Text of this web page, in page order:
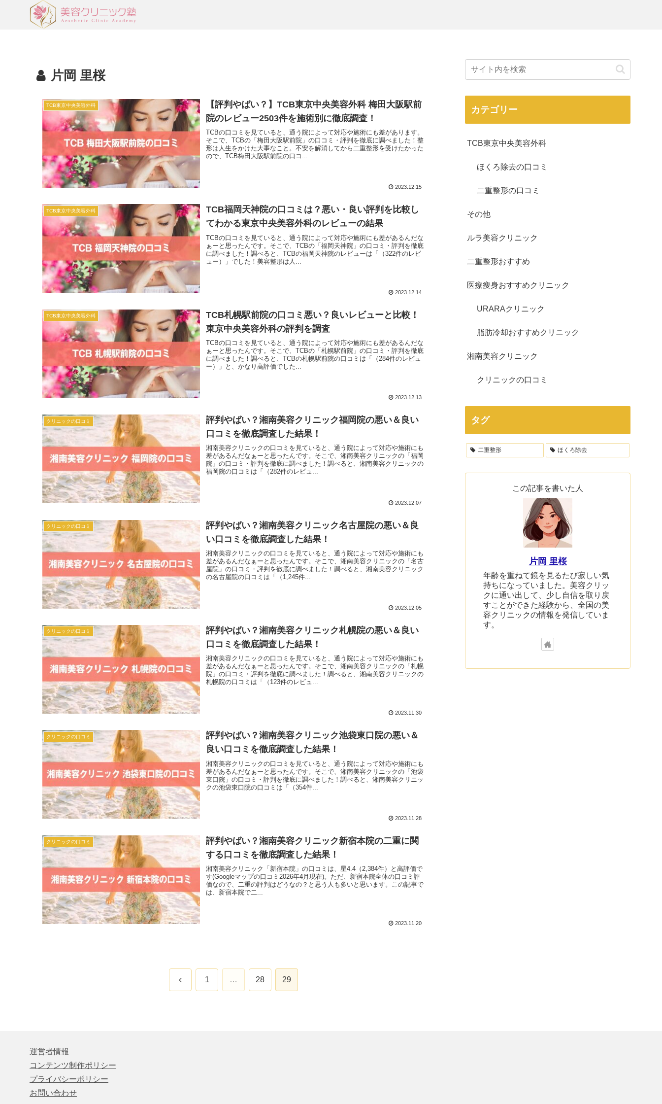
片岡 里桜
TCB東京中央美容外科
【評判やばい？】TCB東京中央美容外科 梅田大阪駅前
院のレビュー2503件を施術別に徹底調査！
TCBの口コミを見ていると、通う院によって対応や施術にも差があります。
そこで、TCBの「梅田大阪駅前院」の口コミ・評判を徹底に調べました！整
形は人生をかけた大事なこと。不安を解消してから二重整形を受けたかった
ので、TCB梅田大阪駅前院の口コ...
2023.12.15
TCB東京中央美容外科
TCB福岡天神院の口コミは？悪い・良い評判を比較し
てわかる東京中央美容外科のレビューの結果
TCBの口コミを見ていると、通う院によって対応や施術にも差があるんだな
ぁーと思ったんです。そこで、TCBの「福岡天神院」の口コミ・評判を徹底
に調べました！調べると、TCBの福岡天神院のレビューは「（322件のレビ
ュー）」でした！美容整形は人...
2023.12.14
TCB東京中央美容外科
TCB札幌駅前院の口コミ悪い？良いレビューと比較！
東京中央美容外科の評判を調査
TCBの口コミを見ていると、通う院によって対応や施術にも差があるんだな
ぁーと思ったんです。そこで、TCBの「札幌駅前院」の口コミ・評判を徹底
に調べました！調べると、TCBの札幌駅前院の口コミは「（284件のレビュ
ー）」と、かなり高評価でした...
2023.12.13
クリニックの口コミ
評判やばい？湘南美容クリニック福岡院の悪い＆良い
口コミを徹底調査した結果！
湘南美容クリニックの口コミを見ていると、通う院によって対応や施術にも
差があるんだなぁーと思ったんです。そこで、湘南美容クリニックの「福岡
院」の口コミ・評判を徹底に調べました！調べると、湘南美容クリニックの
福岡院の口コミは「（282件のレビュ...
2023.12.07
クリニックの口コミ
評判やばい？湘南美容クリニック名古屋院の悪い＆良
い口コミを徹底調査した結果！
湘南美容クリニックの口コミを見ていると、通う院によって対応や施術にも
差があるんだなぁーと思ったんです。そこで、湘南美容クリニックの「名古
屋院」の口コミ・評判を徹底に調べました！調べると、湘南美容クリニック
の名古屋院の口コミは「（1,245件...
2023.12.05
クリニックの口コミ
評判やばい？湘南美容クリニック札幌院の悪い＆良い
口コミを徹底調査した結果！
湘南美容クリニックの口コミを見ていると、通う院によって対応や施術にも
差があるんだなぁーと思ったんです。そこで、湘南美容クリニックの「札幌
院」の口コミ・評判を徹底に調べました！調べると、湘南美容クリニックの
札幌院の口コミは「（123件のレビュ...
2023.11.30
クリニックの口コミ
評判やばい？湘南美容クリニック池袋東口院の悪い＆
良い口コミを徹底調査した結果！
湘南美容クリニックの口コミを見ていると、通う院によって対応や施術にも
差があるんだなぁーと思ったんです。そこで、湘南美容クリニックの「池袋
東口院」の口コミ・評判を徹底に調べました！調べると、湘南美容クリニッ
クの池袋東口院の口コミは「（354件...
2023.11.28
クリニックの口コミ
評判やばい？湘南美容クリニック新宿本院の二重に関
する口コミを徹底調査した結果！
湘南美容クリニック「新宿本院」の口コミは、星4.4（2,384件）と高評価で
す(Googleマップの口コミ2026年4月現在)。ただ、新宿本院全体の口コミ評
価なので、二重の評判はどうなの？と思う人も多いと思います。この記事で
は、新宿本院で二...
2023.11.20
前 1 … 28 29
カテゴリー
TCB東京中央美容外科
ほくろ除去の口コミ
二重整形の口コミ
その他
ルラ美容クリニック
二重整形おすすめ
医療痩身おすすめクリニック
URARAクリニック
脂肪冷却おすすめクリニック
湘南美容クリニック
クリニックの口コミ
タグ
二重整形 ほくろ除去
この記事を書いた人
片岡 里桜
年齢を重ねて鏡を見るたび寂しい気
持ちになっていました。美容クリッ
クに通い出して、少し自信を取り戻
すことができた経験から、全国の美
容クリニックの情報を発信していま
す。
運営者情報
コンテンツ制作ポリシー
プライバシーポリシー
お問い合わせ